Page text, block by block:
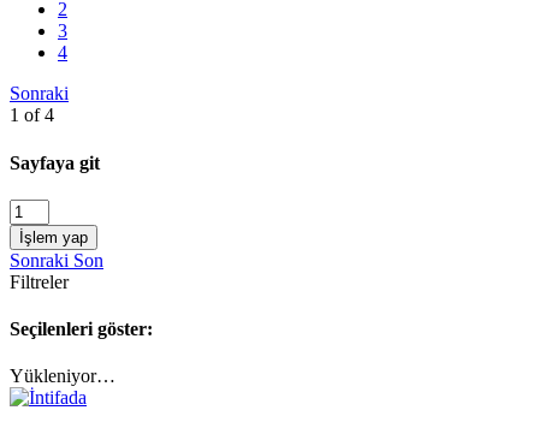
2
3
4
Sonraki
1 of 4
Sayfaya git
İşlem yap
Sonraki Son
Filtreler
Seçilenleri göster:
Yükleniyor…